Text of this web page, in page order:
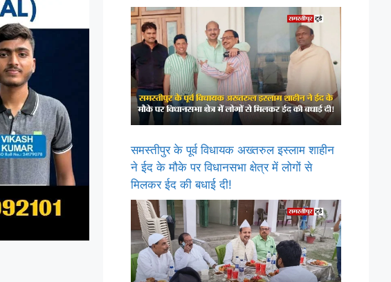
समस्तीपुर के पूर्व विधायक अख्तरुल इस्लाम शाहीन
ने ईद के मौके पर विधानसभा क्षेत्र में लोगों से
मिलकर ईद की बधाई दी!